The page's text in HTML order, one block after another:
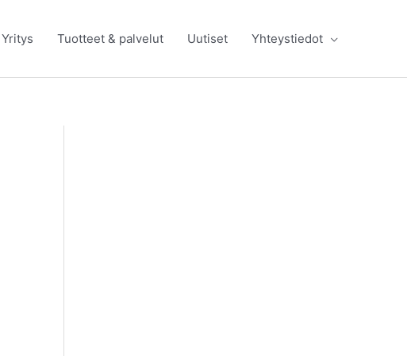
Yritys Tuotteet & palvelut Uutiset Yhteystiedot